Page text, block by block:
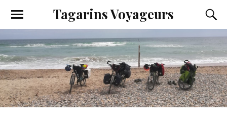
Tagarins Voyageurs